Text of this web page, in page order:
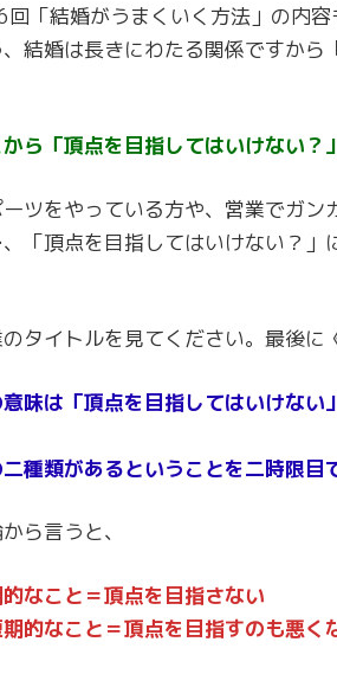
回「結婚がうまくいく方法」の内容
結婚は長きにわたる関係ですか
ら「頂点を目指してはいけない？
ツをやっている方や、営業でガ
「頂点を目指してはいけない？」
タイトルを見てください。最後に
意味は「頂点を目指してはいけな
種類があるということを二時限目
ら言うと、
なこと＝頂点を目指さない
的なこと＝頂点を目指すのも悪く